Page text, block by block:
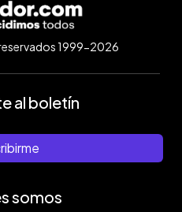
1999-2026
al boletín
somos